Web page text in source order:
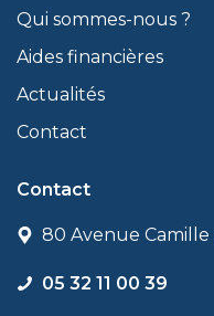
Qui sommes-nous ?
Aides financières
Actualités
Contact
Contact
80 Avenue
05 32 11 00 39